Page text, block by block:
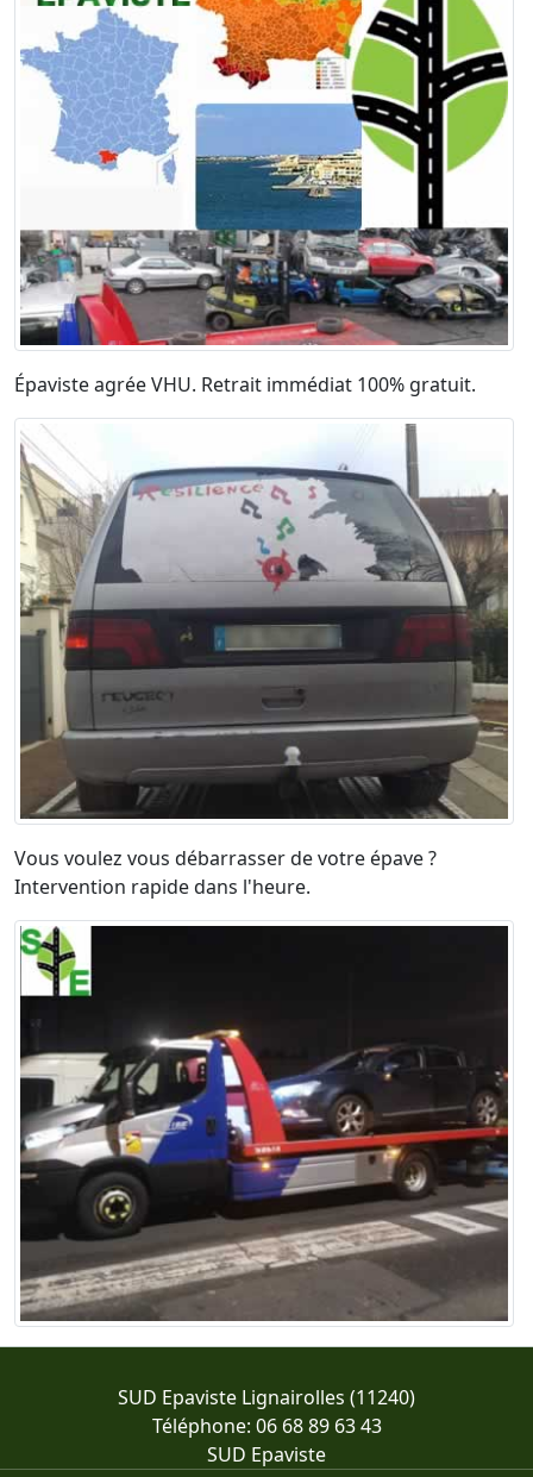
Épaviste agrée VHU. Retrait immédiat 100% gratuit.
Vous voulez vous débarrasser de votre épave ?
Intervention rapide dans l'heure.
SUD Epaviste Lignairolles (11240)
Téléphone: 06 68 89 63 43
SUD Epaviste